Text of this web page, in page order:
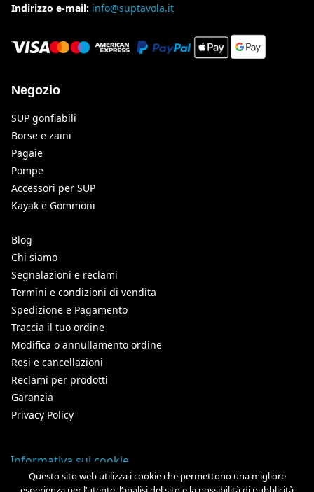
Indirizzo e-mail: info@suptavola.it
Negozio
SUP gonfiabili
Borse e zaini
Pagaie
Pompe
Accessori per SUP
Kayak e Gommoni
Blog
Chi siamo
Segnalazioni e reclami
Termini e condizioni di vendita
Spedizione e Pagamento
Traccia il tuo ordine
Modifica o annullamento ordine
Resi e cancellazioni
Reclami per prodotti
Garanzia
Privacy Policy
Informativa sui cookie
Questo sito web utilizza i cookie che permettono una migliore